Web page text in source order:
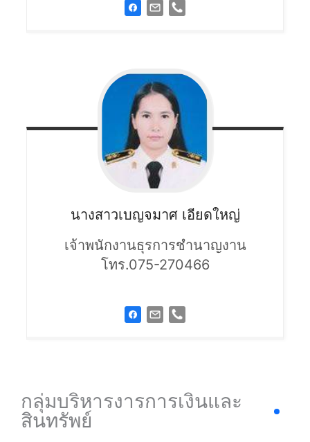
นางสาวเบญจมาศ เอียดใหญ่
เจ้าพนักงานธุรการชำนาญงาน
โทร.075-270466
กลุ่มบริหารงารการเงินและ
สินทรัพย์